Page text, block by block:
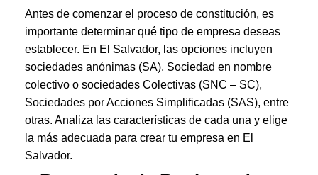
Antes de comenzar el proceso de constitución, es
importante determinar qué tipo de empresa deseas
establecer. En El Salvador, las opciones incluyen
sociedades anónimas (SA), Sociedad en nombre
colectivo o sociedades Colectivas (SNC – SC),
Sociedades por Acciones Simplificadas (SAS), entre
otras. Analiza las características de cada una y elige
la más adecuada para crear tu empresa en El
Salvador.